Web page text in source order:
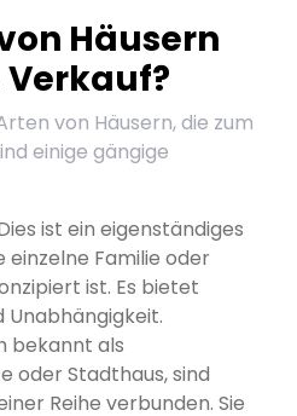
Häusern
von Häusern, die zum
einige gängige
ist ein eigenständiges
einzelne Familie oder
ist. Es bietet
Unabhängigkeit.
bekannt als
oder Stadthaus, sind
Reihe verbunden. Sie